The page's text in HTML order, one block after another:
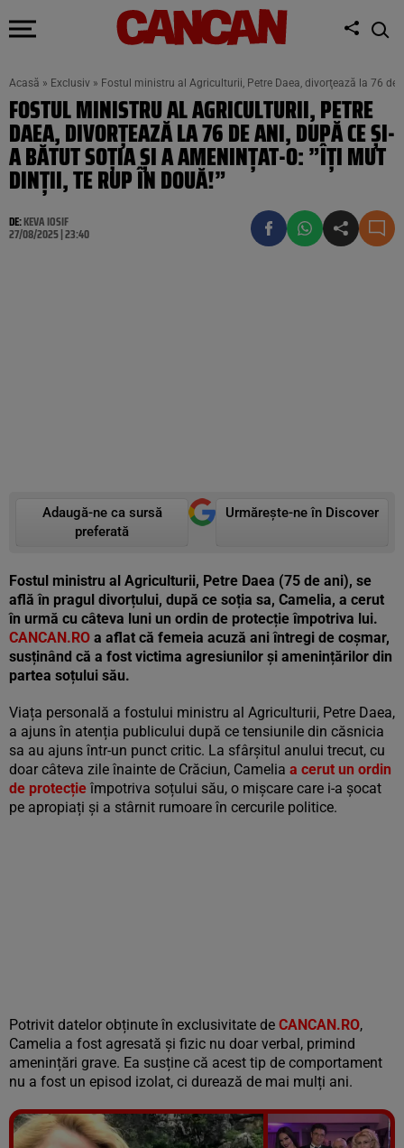
Acasă » Exclusiv » Fostul ministru al Agriculturii, Petre Daea, divorţează la 76
FOSTUL MINISTRU AL AGRICULTURII, PETRE
DAEA, DIVORŢEAZĂ LA 76 DE ANI, DUPĂ CE ȘI-
A BĂTUT SOȚIA ȘI A AMENINȚAT-O: ”ÎȚI MUT
DINȚII, TE RUP ÎN DOUĂ!”
DE:KEVA IOSIF
27/08/2025 | 23:40
Adaugă-ne ca sursă
preferată
Urmărește-ne în Discover
Fostul ministru al Agriculturii, Petre Daea (75 de ani), se
află în pragul divorțului, după ce soția sa, Camelia, a cerut
în urmă cu câteva luni un ordin de protecție împotriva lui.
CANCAN.RO a aflat că femeia acuză ani întregi de coșmar,
susținând că a fost victima agresiunilor și amenințărilor din
partea soțului său.
Viața personală a fostului ministru al Agriculturii, Petre Daea,
a ajuns în atenția publicului după ce tensiunile din căsnicia
sa au ajuns într-un punct critic. La sfârșitul anului trecut, cu
doar câteva zile înainte de Crăciun, Camelia a cerut un ordin
de protecție împotriva soțului său, o mișcare care i-a șocat
pe apropiați și a stârnit rumoare în cercurile politice.
Potrivit datelor obținute în exclusivitate de CANCAN.RO,
Camelia a fost agresată și fizic nu doar verbal, primind
amenințări grave. Ea susține că acest tip de comportament
nu a fost un episod izolat, ci durează de mai mulți ani.